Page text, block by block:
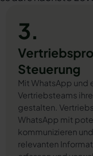
3.
Steuerung
Mit WhatsApp und
Vertriebsteams
gestalten.
WhatsApp mit
kommunizieren
relevanten